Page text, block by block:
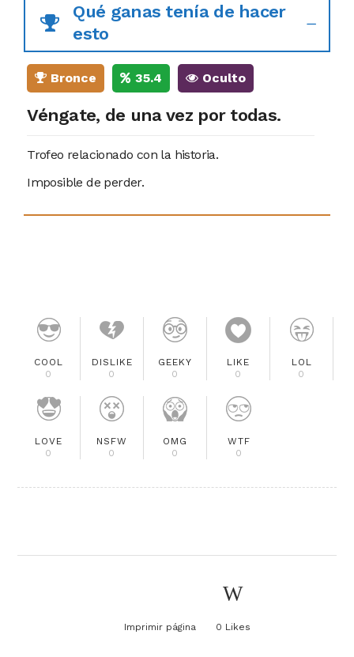
Qué ganas tenía de hacer
esto
Bronce 35.4 Oculto
Véngate, de una vez por todas.
Trofeo relacionado con la historia.
Imposible de perder.
COOL
0
DISLIKE
0
GEEKY
0
LIKE
0
LOL
0
LOVE
0
NSFW
0
OMG
0
WTF
0
Imprimir página 0 Likes